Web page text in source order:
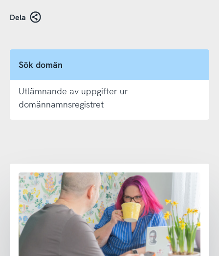
Dela
Sök domän
Utlämnande av uppgifter ur
domännamnsregistret